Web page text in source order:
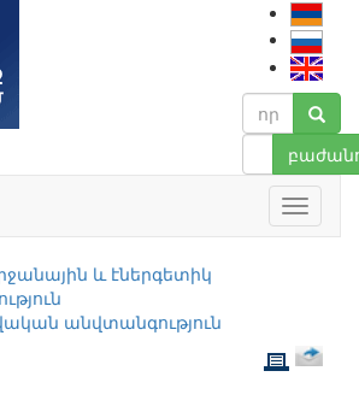
և էներգետիկ
անվտանգություն